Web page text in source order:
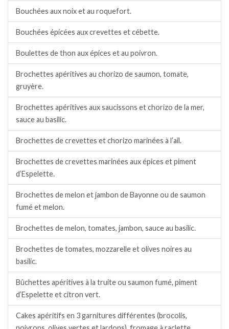
Bouchées aux noix et au roquefort.
Bouchées épicées aux crevettes et cébette.
Boulettes de thon aux épices et au poivron.
Brochettes apéritives au chorizo de saumon, tomate,
gruyère.
Brochettes apéritives aux saucissons et chorizo de la mer,
sauce au basilic.
Brochettes de crevettes et chorizo marinées à l’ail.
Brochettes de crevettes marinées aux épices et piment
d’Espelette.
Brochettes de melon et jambon de Bayonne ou de saumon
fumé et melon.
Brochettes de melon, tomates, jambon, sauce au basilic.
Brochettes de tomates, mozzarelle et olives noires au
basilic.
Bûchettes apéritives à la truite ou saumon fumé, piment
d’Espelette et citron vert.
Cakes apéritifs en 3 garnitures différentes (brocolis,